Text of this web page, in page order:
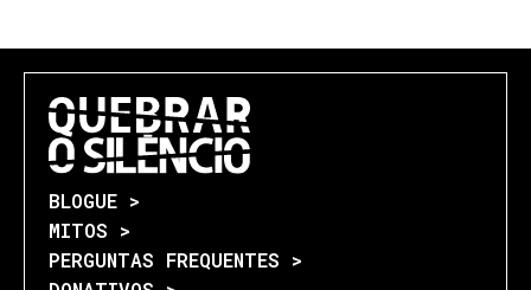
BLOGUE >
MITOS >
PERGUNTAS FREQUENTES >